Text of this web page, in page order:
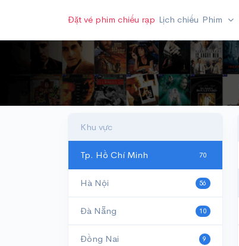
Đặt vé phim chiếu rạp Lịch chiếu Phim
Khu vực
Tp. Hồ Chí Minh 70
Hà Nội 56
Đà Nẵng 10
Đồng Nai 9